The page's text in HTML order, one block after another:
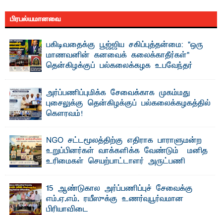
பிரபல்யமானவை
பகிடிவதைக்கு பூஜ்ஜிய சகிப்புத்தன்மை: "ஒரு
மாணவனின் கனவைக் கலைக்காதீர்கள்" –
தென்கிழக்குப் பல்கலைக்கழக உபவேந்தர்
"ஒ ரு மாணவனின் அல்லது மாணவியின் கனவு என்னால்
கலைக்கப்படாது" என்ற உறுதியை ஒவ்வொரு மாணவரும் ...
அர்ப்பணிப்புமிக்க சேவைக்காக முகம்மது
புசைலுக்கு தென்கிழக்குப் பல்கலைக்கழகத்தில்
கௌரவம்!
NGO சட்டமூலத்திற்கு எதிராக பாராளுமன்ற
உறுப்பினர்கள் வாக்களிக்க வேண்டும் – மனித
உரிமைகள் செயற்பாட்டாளர் அருட்பணி
ஜே. எப். காமிலா பேகம்- இ லங்கை அரசாங்கம் அரசுசாரா
அமைப்புகள் (NGO) தொடர்பான புதிய சட்டமூலத்தை ...
15 ஆண்டுகால அர்ப்பணிப்புச் சேவைக்கு
எம்.ஏ.எம். ரயீஸுக்கு உணர்வுபூர்வமான
பிரியாவிடை